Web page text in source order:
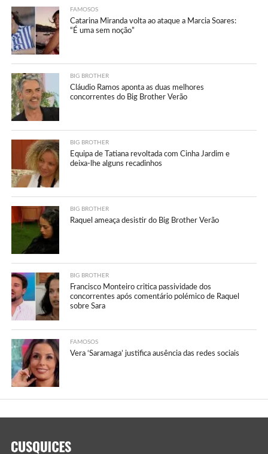
FAMOSOS
Catarina Miranda volta ao ataque a Marcia Soares:
“É uma sem noção”
BIG BROTHER
Cláudio Ramos aponta as duas melhores
concorrentes do Big Brother Verão
BIG BROTHER
Equipa de Tatiana revoltada com Cinha Jardim e
deixa-lhe alguns recadinhos
BIG BROTHER
Raquel ameaça desistir do Big Brother Verão
BIG BROTHER
Francisco Monteiro critica passividade dos
concorrentes após comentário polémico de Raquel
sobre Sara
FAMOSOS
Vera ‘Saramaga’ justifica ausência das redes sociais